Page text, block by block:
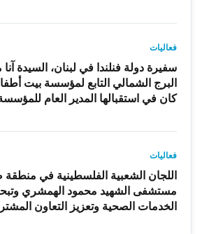
فعاليات
سفيرة دولة فنلندا في لبنان، السيدة
البرج الشمالي التابع لمؤسسة بيت
كان في استقبالها المدير العام
فعاليات
اللجان الشعبية الفلسطينية في منطقة
مستشفى الشهيد محمود الهمشري
الخدمات الصحية وتعزيز التعاون